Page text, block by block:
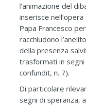
l’animazione del
inserisce
Papa Francesco
racchiudono
della presenza
trasformati in segni
confundit, n. 7).
Di particolare
segni di speranza,